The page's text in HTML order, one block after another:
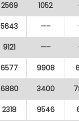
2569 1052
5643 —-
9121 —-
6577 9908
6880 3400
2318 9546